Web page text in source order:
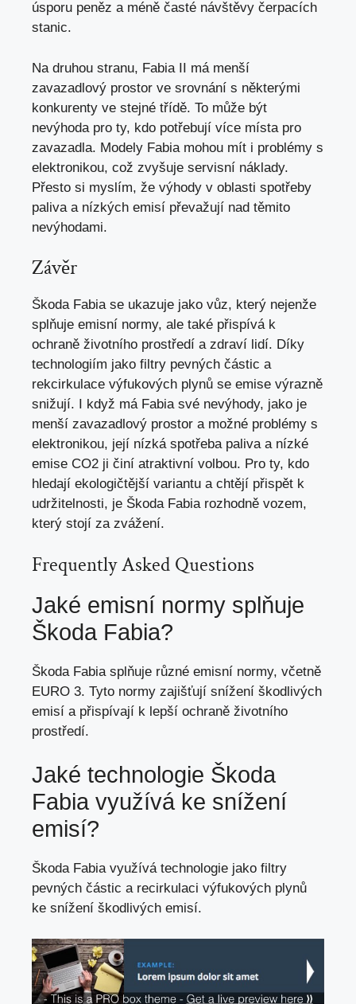
úsporu peněz a méně časté návštěvy čerpacích
stanic.
Na druhou stranu, Fabia II má menší
zavazadlový prostor ve srovnání s některými
konkurenty ve stejné třídě. To může být
nevýhoda pro ty, kdo potřebují více místa pro
zavazadla. Modely Fabia mohou mít i problémy s
elektronikou, což zvyšuje servisní náklady.
Přesto si myslím, že výhody v oblasti spotřeby
paliva a nízkých emisí převažují nad těmito
nevýhodami.
Závěr
Škoda Fabia se ukazuje jako vůz, který nejenže
splňuje emisní normy, ale také přispívá k
ochraně životního prostředí a zdraví lidí. Díky
technologiím jako filtry pevných částic a
rekcirkulace výfukových plynů se emise výrazně
snižují. I když má Fabia své nevýhody, jako je
menší zavazadlový prostor a možné problémy s
elektronikou, její nízká spotřeba paliva a nízké
emise CO2 ji činí atraktivní volbou. Pro ty, kdo
hledají ekologičtější variantu a chtějí přispět k
udržitelnosti, je Škoda Fabia rozhodně vozem,
který stojí za zvážení.
Frequently Asked Questions
Jaké emisní normy splňuje
Škoda Fabia?
Škoda Fabia splňuje různé emisní normy, včetně
EURO 3. Tyto normy zajišťují snížení škodlivých
emisí a přispívají k lepší ochraně životního
prostředí.
Jaké technologie Škoda
Fabia využívá ke snížení
emisí?
Škoda Fabia využívá technologie jako filtry
pevných částic a recirkulaci výfukových plynů
ke snížení škodlivých emisí.